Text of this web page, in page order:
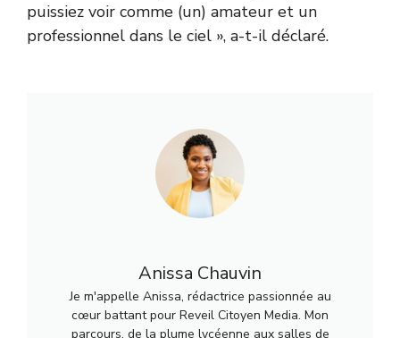
puissiez voir comme (un) amateur et un
professionnel dans le ciel », a-t-il déclaré.
Anissa Chauvin
Je m'appelle Anissa, rédactrice passionnée au
cœur battant pour Reveil Citoyen Media. Mon
parcours, de la plume lycéenne aux salles de